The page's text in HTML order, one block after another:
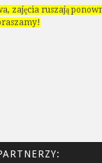
zajęcia ruszają